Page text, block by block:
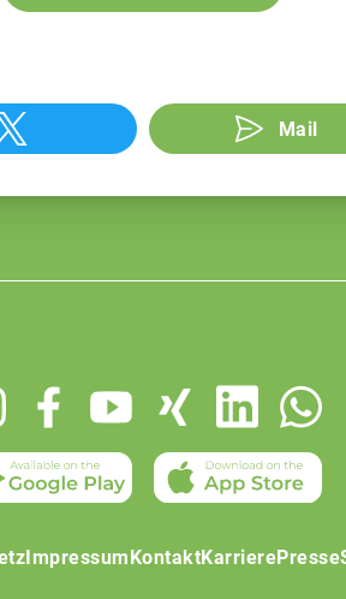
Mail
Impressum KontaktKarrierePresse